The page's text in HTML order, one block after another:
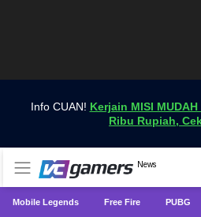
Info CUAN! Kerjain MISI
Ribu Rupiah,
News
Dapatkan Berita
Mobile Legends Free Fire PUBG